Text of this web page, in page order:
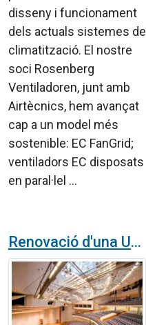
disseny i funcionament
dels actuals sistemes de
climatització. El nostre
soci Rosenberg
Ventiladoren, junt amb
Airtècnics, hem avançat
cap a un model més
sostenible: EC FanGrid;
ventiladors EC disposats
en paral·lel ...
Renovació d'una UTA a un gran auditori